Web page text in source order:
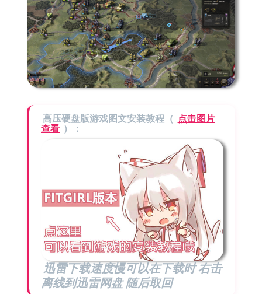
高压硬盘版游戏图文安装教程（ 点击图片
查看 ）：
迅雷下载速度慢可以在下载时 右击
离线到迅雷网盘 随后取回